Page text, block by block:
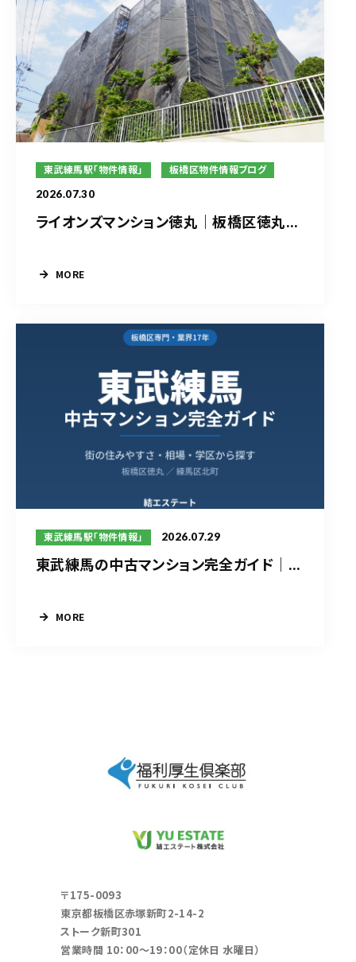
東武練馬駅「物件情報」 板橋区物件情報ブログ
2026.07.30
ライオンズマンション徳丸｜板橋区徳丸...
MORE
東武練馬駅「物件情報」 2026.07.29
東武練馬の中古マンション完全ガイド｜...
MORE
〒175-0093
東京都板橋区赤塚新町2-14-2
ストーク新町301
営業時間 10：00～19：00（定休日 水曜日）